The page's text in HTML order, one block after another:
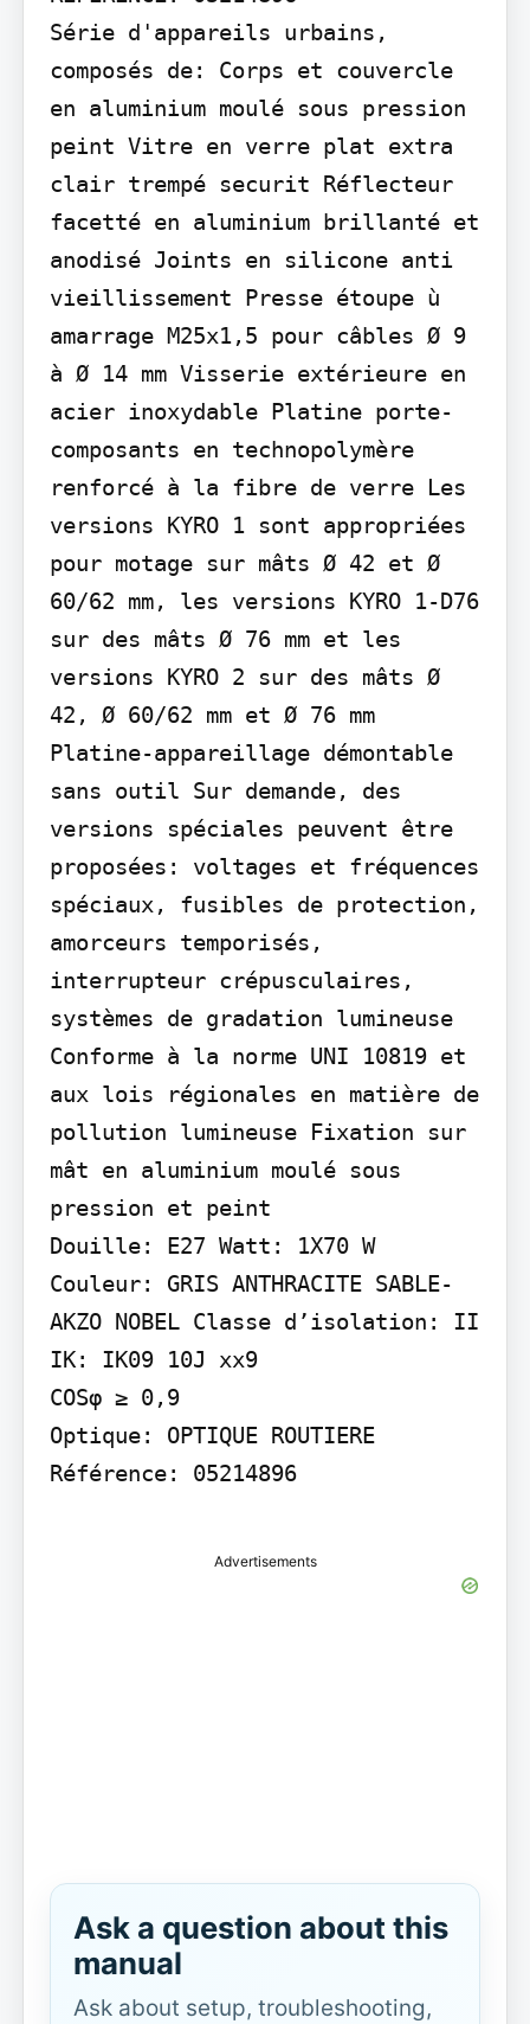
Série d'appareils urbains,
composés de: Corps et couvercle
en aluminium moulé sous pression
peint Vitre en verre plat extra
clair trempé securit Réflecteur
facetté en aluminium brillanté et
anodisé Joints en silicone anti
vieillissement Presse étoupe ù
amarrage M25x1,5 pour câbles Ø 9
à Ø 14 mm Visserie extérieure en
acier inoxydable Platine porte-
composants en technopolymère
renforcé à la fibre de verre Les
versions KYRO 1 sont appropriées
pour motage sur mâts Ø 42 et Ø
60/62 mm, les versions KYRO 1-D76
sur des mâts Ø 76 mm et les
versions KYRO 2 sur des mâts Ø
42, Ø 60/62 mm et Ø 76 mm
Platine-appareillage démontable
sans outil Sur demande, des
versions spéciales peuvent être
proposées: voltages et fréquences
spéciaux, fusibles de protection,
amorceurs temporisés,
interrupteur crépusculaires,
systèmes de gradation lumineuse
Conforme à la norme UNI 10819 et
aux lois régionales en matière de
pollution lumineuse Fixation sur
mât en aluminium moulé sous
pression et peint
Douille: E27 Watt: 1X70 W
Couleur: GRIS ANTHRACITE SABLE-
AKZO NOBEL Classe d’isolation: II
IK: IK09 10J xx9
COSφ ≥ 0,9
Optique: OPTIQUE ROUTIERE
Référence: 05214896
Advertisements
Ask a question about this
manual
Ask about setup, troubleshooting,